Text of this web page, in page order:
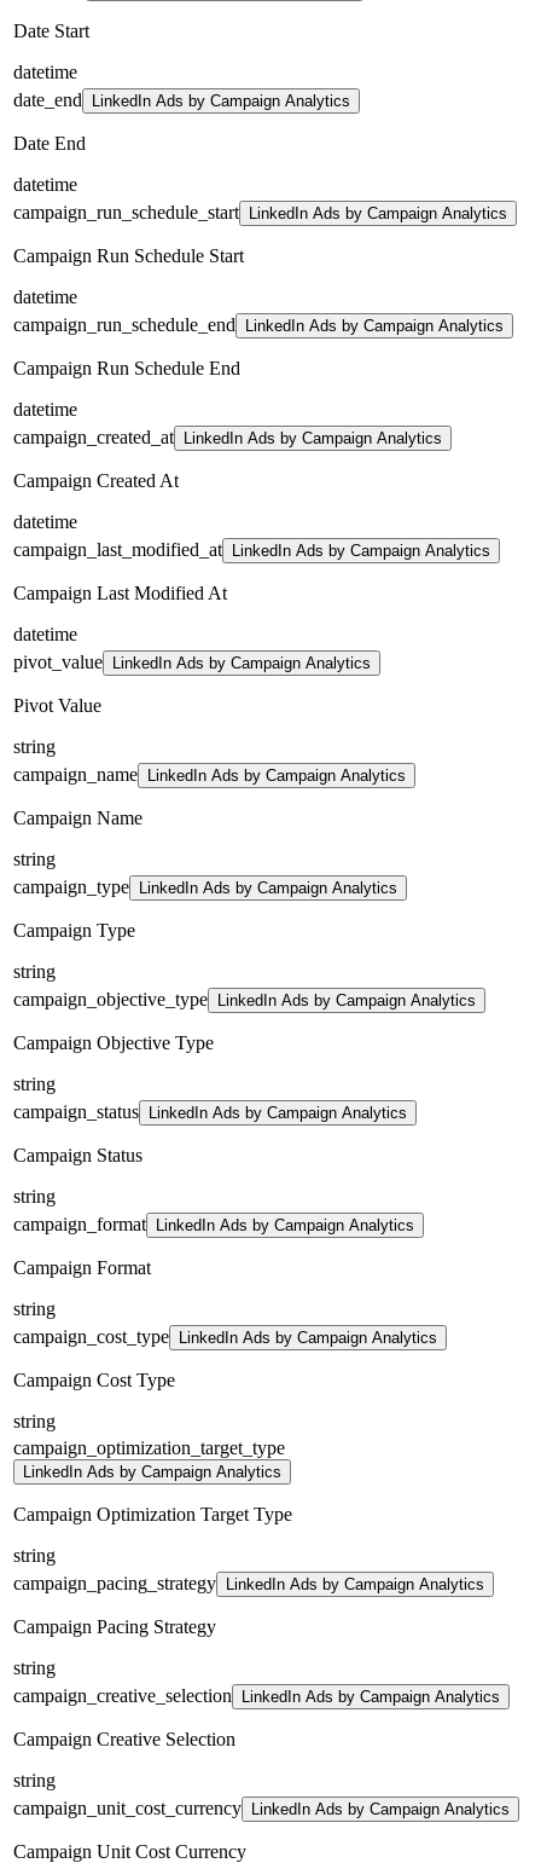
Date Start
datetime
date_end
LinkedIn Ads by Campaign Analytics
Date End
datetime
campaign_run_schedule_start
LinkedIn Ads by Campaign Analytics
Campaign Run Schedule Start
datetime
campaign_run_schedule_end
LinkedIn Ads by Campaign Analytics
Campaign Run Schedule End
datetime
campaign_created_at
LinkedIn Ads by Campaign Analytics
Campaign Created At
datetime
campaign_last_modified_at
LinkedIn Ads by Campaign Analytics
Campaign Last Modified At
datetime
pivot_value
LinkedIn Ads by Campaign Analytics
Pivot Value
string
campaign_name
LinkedIn Ads by Campaign Analytics
Campaign Name
string
campaign_type
LinkedIn Ads by Campaign Analytics
Campaign Type
string
campaign_objective_type
LinkedIn Ads by Campaign Analytics
Campaign Objective Type
string
campaign_status
LinkedIn Ads by Campaign Analytics
Campaign Status
string
campaign_format
LinkedIn Ads by Campaign Analytics
Campaign Format
string
campaign_cost_type
LinkedIn Ads by Campaign Analytics
Campaign Cost Type
string
campaign_optimization_target_type
LinkedIn Ads by Campaign Analytics
Campaign Optimization Target Type
string
campaign_pacing_strategy
LinkedIn Ads by Campaign Analytics
Campaign Pacing Strategy
string
campaign_creative_selection
LinkedIn Ads by Campaign Analytics
Campaign Creative Selection
string
campaign_unit_cost_currency
LinkedIn Ads by Campaign Analytics
Campaign Unit Cost Currency